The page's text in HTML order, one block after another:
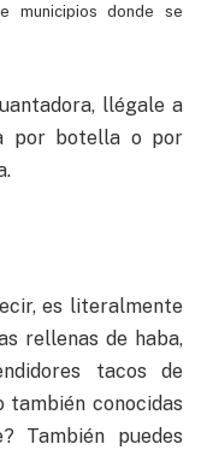
municipios donde se
llégale a
por botella o por
es literalmente
rellenas de haba,
tacos de
también conocidas
También puedes